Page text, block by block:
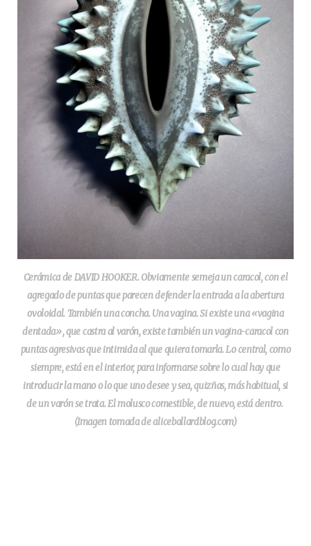
Cerámica de DAVID HOOKER. Obviamente semeja un caracol, con el
agregado de puntas que parecen defender la entrada a la abertura
ovoloidal. También una concha. Una vagina. Si existe una «vagina
dentada», que castra al varón, existe también un vagina-caracol con
puntas agresivas que intimida al que quiera tomarla. Lo central, como
siempre, está en el interior, para informarse sobre lo cual hay que
introducir la mano o lo que uno desee y sea, quizñas, más habitual, si
de un varón se trata. El molusco comestible, de nuevo, está dentro.
(Imagen tomada de aliceballardblog.com)